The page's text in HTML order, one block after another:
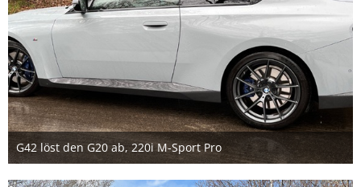
G42 löst den G20 ab, 220i M-Sport Pro
16. April 2023
1